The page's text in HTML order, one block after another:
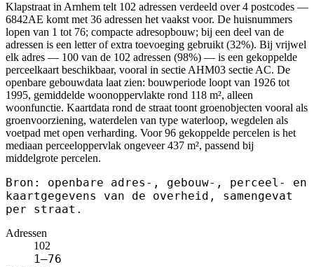
Klapstraat in Arnhem telt 102 adressen verdeeld over 4 postcodes —
6842AE komt met 36 adressen het vaakst voor. De huisnummers
lopen van 1 tot 76; compacte adresopbouw; bij een deel van de
adressen is een letter of extra toevoeging gebruikt (32%). Bij vrijwel
elk adres — 100 van de 102 adressen (98%) — is een gekoppelde
perceelkaart beschikbaar, vooral in sectie AHM03 sectie AC. De
openbare gebouwdata laat zien: bouwperiode loopt van 1926 tot
1995, gemiddelde woonoppervlakte rond 118 m², alleen
woonfunctie. Kaartdata rond de straat toont groenobjecten vooral als
groenvoorziening, waterdelen van type waterloop, wegdelen als
voetpad met open verharding. Voor 96 gekoppelde percelen is het
mediaan perceeloppervlak ongeveer 437 m², passend bij
middelgrote percelen.
Bron: openbare adres-, gebouw-, perceel- en
kaartgegevens van de overheid, samengevat
per straat.
Adressen
102
1–76